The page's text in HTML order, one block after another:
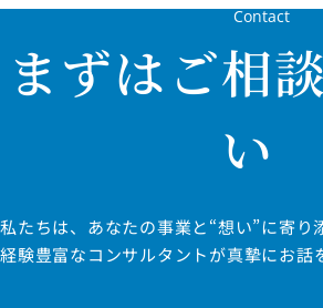
Contact
まずはご相
い
私たちは、あなたの事業と“想い”に寄り
経験豊富なコンサルタントが真摯にお話